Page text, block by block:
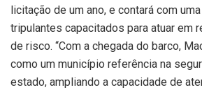
licitação de um ano, e contará com
tripulantes capacitados para atuar em
de risco. “Com a chegada do barco,
como um município referência na
estado, ampliando a capacidade de